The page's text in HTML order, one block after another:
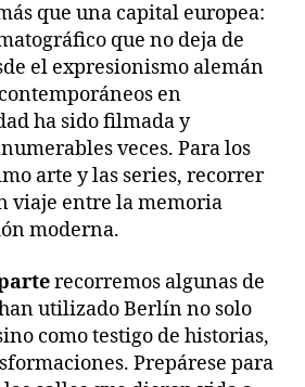
que una capital europea:
que no deja de
el expresionismo alemán
en
ha sido filmada y
veces. Para los
arte y las series, recorrer
viaje entre la memoria
moderna.
recorremos algunas de
utilizado Berlín no solo
como testigo de historias,
Prepárese para